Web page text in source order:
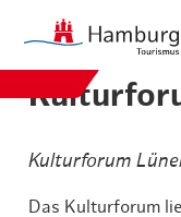
Kulturforum
Das Kulturforum